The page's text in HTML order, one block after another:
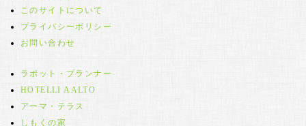
このサイトについて
プライバシーポリシー
お問い合わせ
ラボット・プランナー
HOTELLI AALTO
アーマ・テラス
しもくの家